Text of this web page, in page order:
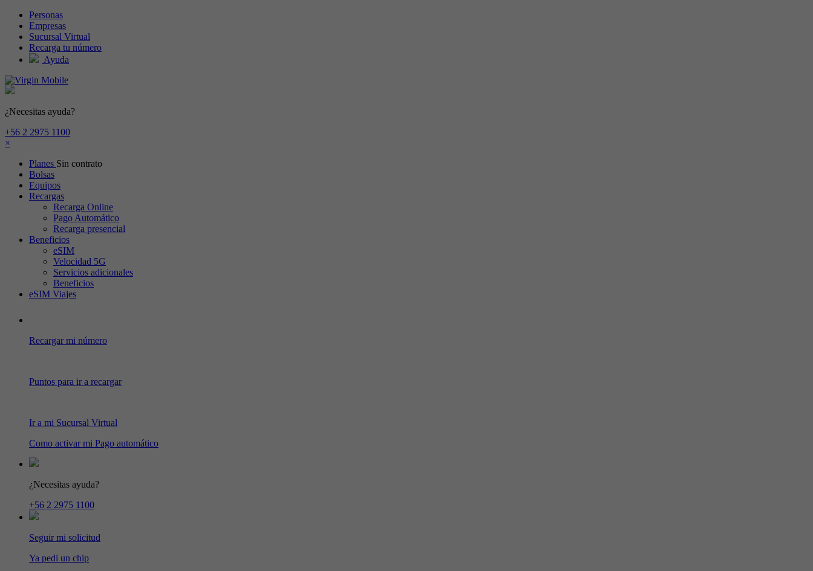
Pasar al contenido principal
Personas
Empresas
Sucursal Virtual
Recarga tu número
Ayuda
¿Necesitas ayuda?
+56 2 2975 1100
×
Planes Sin contrato
Bolsas
Equipos
Recargas
Recarga Online
Pago Automático
Recarga presencial
Beneficios
eSIM
Velocidad 5G
Servicios adicionales
Beneficios
eSIM Viajes
Recargar mi número
Puntos para ir a recargar
Ir a mi Sucursal Virtual
Como activar mi Pago automático
¿Necesitas ayuda?
+56 2 2975 1100
Seguir mi solicitud
Ya pedi un chip